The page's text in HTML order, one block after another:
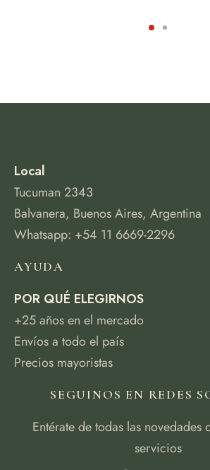
Local
Tucuman 2343
Balvanera, Buenos Aires, Argentina
Whatsapp: +54 11 6669-2296
AYUDA
POR QUÉ ELEGIRNOS
+25 años en el mercado
Envíos a todo el país
Precios mayoristas
SEGUINOS EN REDES
Entérate de todas las novedades
servicios